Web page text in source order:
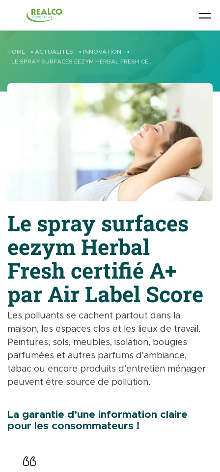
HOME • ACTUALITÉS • INNOVATION
•
LE SPRAY SURFACES EEZYM HERBAL FRESH CERTIFIÉ A+ PAR AIR LABEL SCORE
Le spray surfaces
eezym Herbal
Fresh certifié A+
par Air Label Score
Les polluants se cachent partout dans la
maison, les espaces clos et les lieux de travail.
Peintures, sols, meubles, isolation, bougies
parfumées et autres parfums d’ambiance,
tabac ou encore produits d’entretien ménager
peuvent être source de pollution.
La garantie d’une information claire
pour les consommateurs !